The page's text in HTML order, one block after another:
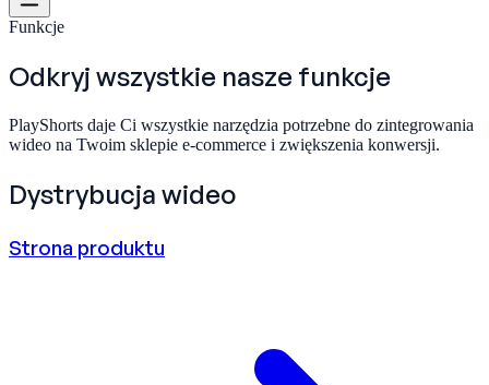
Funkcje
Odkryj wszystkie nasze funkcje
PlayShorts daje Ci wszystkie narzędzia potrzebne do zintegrowania
wideo na Twoim sklepie e-commerce i zwiększenia konwersji.
Dystrybucja wideo
Strona produktu